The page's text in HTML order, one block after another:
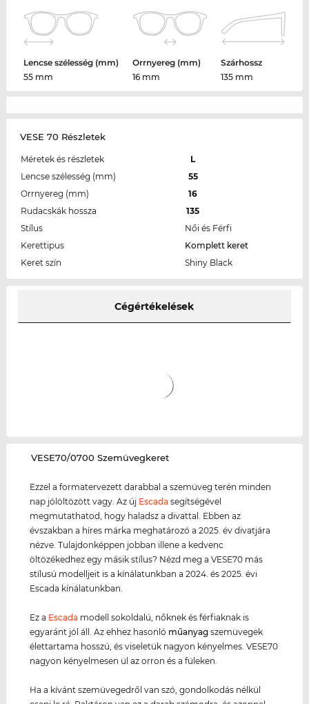
Lencse szélesség (mm)
55 mm
Orrnyereg (mm)
16 mm
Szárhossz
135 mm
VESE 70 Részletek
Méretek és részletek
L
Lencse szélesség (mm)
55
Orrnyereg (mm)
16
Rudacskák hossza
135
Stílus
Női és Férfi
Kerettipus
Komplett keret
Keret szín
Shiny Black
Cégértékelések
‌VESE70/0700 Szemüvegkeret
Ezzel a formatervezett darabbal a szemüveg terén minden
nap jólöltözött vagy. Az új Escada segítségével
megmutathatod, hogy haladsz a divattal. Ebben az
évszakban a híres márka meghatározó a 2025. év divatjára
nézve. Tulajdonképpen jobban illene a kedvenc
öltözékedhez egy másik stílus? Nézd meg a VESE70 más
stílusú modelljeit is a kínálatunkban a 2024. és 2025. évi
Escada kínálatunkban.
Ez a Escada modell sokoldalú, nőknek és férfiaknak is
egyaránt jól áll. Az ehhez hasonló műanyag szemüvegek
élettartama hosszú, és viseletük nagyon kényelmes. VESE70
nagyon kényelmesen ül az orron és a füleken.
Ha a kívánt szemüvegedről van szó, gondolkodás nélkül